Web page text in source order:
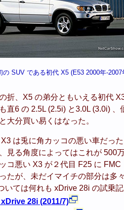
の SUV である初代 X5 (E53 2000年-2007
折、X5 の弟分ともいえる初代
直6 の 2.5L (2.5i) と3.0L (3.0i)
大分買い易くはなった。
X3 は兎に角カッコの悪い車だっ
見る角度によってはこれが 500
コ悪い X3 が２代目 F25 に
たが、未だイマイチの部分は多
いては何れも xDrive 28i の試乗
xDrive 28i (2011/7)